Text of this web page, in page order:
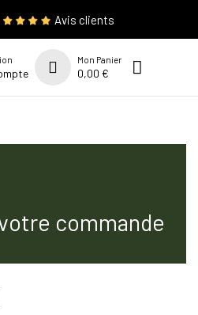
Avis clients
Mon Panier
0,00 €
commande